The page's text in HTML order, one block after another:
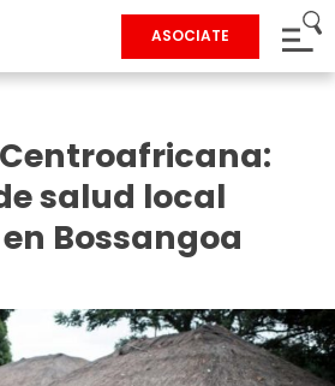
ASOCIATE
salud local
Bossangoa